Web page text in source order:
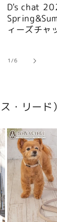
D's chat
ィーズチャ
1/の
6
・リード）